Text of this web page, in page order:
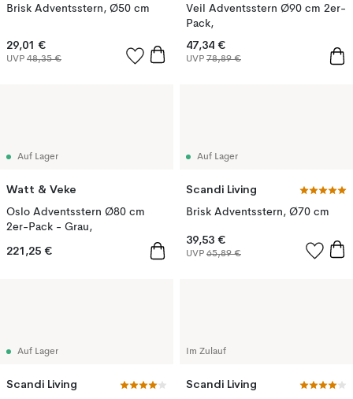
Brisk Adventsstern, Ø50 cm
29,01 €
UVP 48,35 €
Veil Adventsstern Ø90 cm 2er-
Pack,
47,34 €
UVP 78,89 €
Auf Lager
Watt & Veke
Oslo Adventsstern Ø80 cm
2er-Pack - Grau,
221,25 €
Auf Lager
Scandi Living
Brisk Adventsstern, Ø70 cm
39,53 €
UVP 65,89 €
Auf Lager
Scandi Living
Im Zulauf
Scandi Living